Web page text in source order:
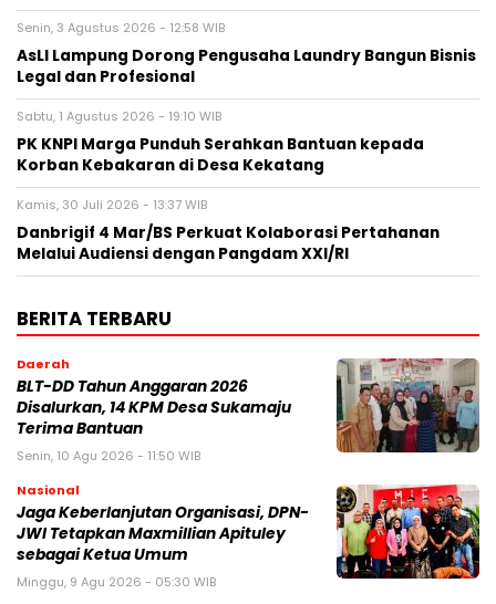
Senin, 3 Agustus 2026 - 12:58 WIB
AsLI Lampung Dorong Pengusaha Laundry Bangun Bisnis
Legal dan Profesional
Sabtu, 1 Agustus 2026 - 19:10 WIB
PK KNPI Marga Punduh Serahkan Bantuan kepada
Korban Kebakaran di Desa Kekatang
Kamis, 30 Juli 2026 - 13:37 WIB
Danbrigif 4 Mar/BS Perkuat Kolaborasi Pertahanan
Melalui Audiensi dengan Pangdam XXI/RI
BERITA TERBARU
Daerah
BLT-DD Tahun Anggaran 2026
Disalurkan, 14 KPM Desa Sukamaju
Terima Bantuan
Senin, 10 Agu 2026 - 11:50 WIB
Nasional
Jaga Keberlanjutan Organisasi, DPN-
JWI Tetapkan Maxmillian Apituley
sebagai Ketua Umum
Minggu, 9 Agu 2026 - 05:30 WIB